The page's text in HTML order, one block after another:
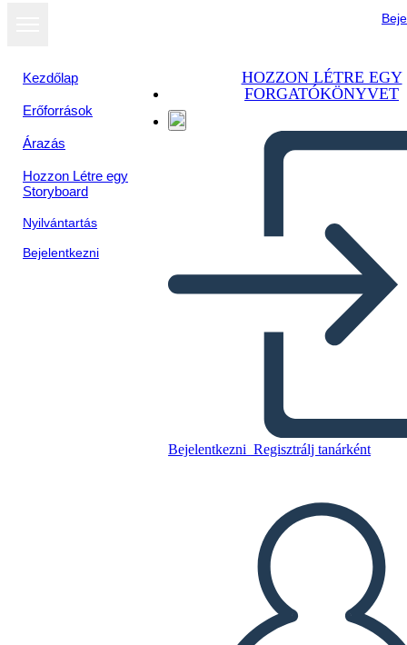
Kezdőlap
Erőforrások
Árazás
Hozzon Létre egy
Storyboard
Nyilvántartás
Bejelentkezni
HOZZON LÉTRE EGY
FORGATÓKÖNYVET
Bejelentkezni Regisztrálj tanárként
Glory Be: Diagrama de la
Másolja ezt a forgatókönyvet
KÉSZÍTSEN EGY STORYBOARDOT
DIAVETÍTÉS LEJÁTSZÁSA
OLVASS NEKEM